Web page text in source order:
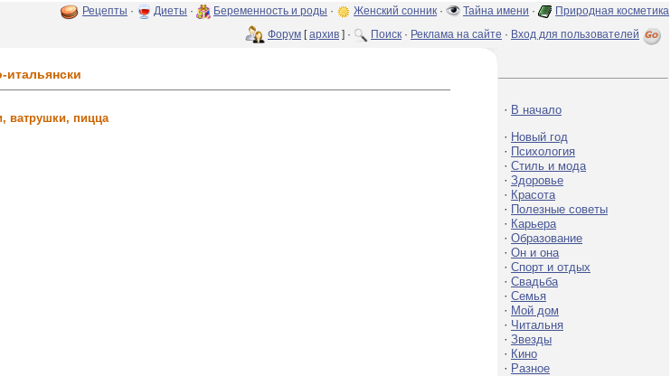
Рецепты · Диеты · Беременность и роды · Женский сонник · Тайна имени ·
Природная косметика
Форум [архив ] · Поиск · Реклама на сайте · Вход для пользователей
итальянски
ватрушки, пицца
· В начало
· Новый год
· Психология
· Стиль и мода
· Здоровье
· Красота
· Полезные советы
· Карьера
· Образование
· Он и она
· Спорт и отдых
· Свадьба
· Семья
· Мой дом
· Читальня
· Звезды
· Кино
· Разное